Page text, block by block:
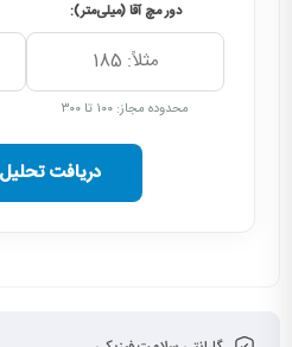
دور مچ آقا (میلی‌متر):
محدوده مجاز: ۱۰۰ تا ۳۰۰
دریافت